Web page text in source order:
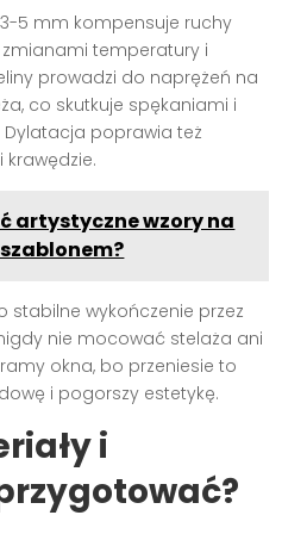
5 mm kompensuje ruchy
zmianami temperatury i
prowadzi do naprężeń na
co skutkuje spękaniami i
poprawia też
krawędzie.
artystyczne wzory na
stabilne wykończenie przez
nie mocować stelaża ani
okna, bo przeniesie to
i pogorszy estetykę.
i